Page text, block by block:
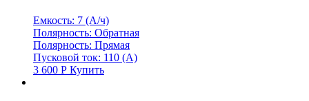
Емкость: 7 (А/ч)
Полярность: Обратная
Полярность: Прямая
Пусковой ток: 110 (А)
3 600 Р Купить